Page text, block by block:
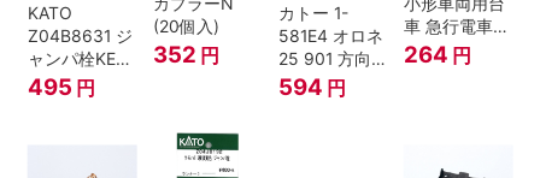
KATO
Z04B8631 ジ
ャンパ栓KE76
濃青 ランナー
495 円
(20個入)
352 円
カトー 1-
581E4 オロネ
25 901 方向
幕 4両分
594 円
車 急行電車1
Bトレインシ
ョーティー 対
264 円